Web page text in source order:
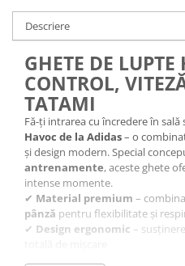
Descriere
GHETE DE
CONTROL,
TATAMI
Fă-ți intrarea cu încredere în sală
Havoc de la Adidas– o
și design modern. Special
antrenamente, aceste ghete
intense momente.
✔ Material premium –
pânză pentru flexibilitate și
✔ Design ergonomic –